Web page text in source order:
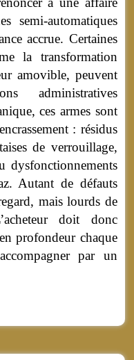
semi-automatiques
accrue. Certaines
la transformation
amovible, peuvent
administratives
ces armes sont
: résidus
de verrouillage,
dysfonctionnements
Autant de défauts
mais lourds de
doit donc
profondeur chaque
par un